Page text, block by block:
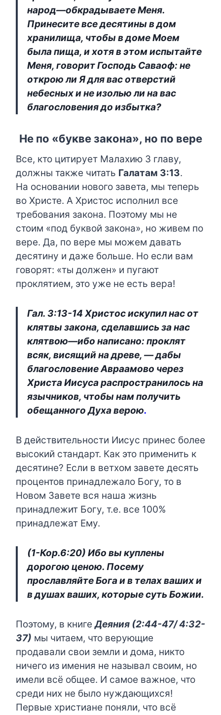
народ—обкрадываете Меня.
Принесите все десятины в дом
хранилища, чтобы в доме Моем
была пища, и хотя в этом испытайте
Меня, говорит Господь Саваоф: не
открою ли Я для вас отверстий
небесных и не изолью ли на вас
благословения до избытка?
Не по «букве закона», но по вере
Все, кто цитирует Малахию 3 главу,
должны также читать Галатам 3:13.
На основании нового завета, мы теперь
во Христе. А Христос исполнил все
требования закона. Поэтому мы не
стоим «под буквой закона», но живем по
вере. Да, по вере мы можем давать
десятину и даже больше. Но если вам
говорят: «ты должен» и пугают
проклятием, это уже не есть вера!
Гал. 3:13-14 Христос искупил нас от
клятвы закона, сделавшись за нас
клятвою—ибо написано: проклят
всяк, висящий на древе, — дабы
благословение Авраамово через
Христа Иисуса распространилось на
язычников, чтобы нам получить
обещанного Духа верою.
В действительности Иисус принес более
высокий стандарт. Как это применить к
десятине? Если в ветхом завете десять
процентов принадлежало Богу, то в
Новом Завете вся наша жизнь
принадлежит Богу, т.е. все 100%
принадлежат Ему.
(1-Кор.6:20) Ибо вы куплены
дорогою ценою. Посему
прославляйте Бога и в телах ваших и
в душах ваших, которые суть Божии.
Поэтому, в книгеДеяния (2:44-47/ 4:32-
37) мы читаем, что верующие
продавали свои земли и дома, никто
ничего из имения не называл своим, но
имели всё общее. И самое важное, что
среди них не было нуждающихся!
Первые христиане поняли, что всё